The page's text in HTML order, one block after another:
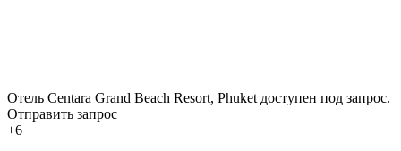
Отель Centara Grand Beach Resort, Phuket доступен под запрос.
Отправить запрос
+6